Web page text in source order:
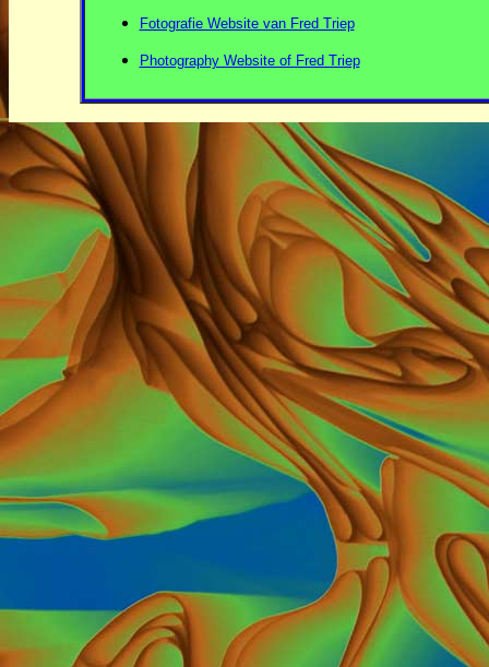
Fotografie Website van Fred Triep
Photography Website of Fred Triep